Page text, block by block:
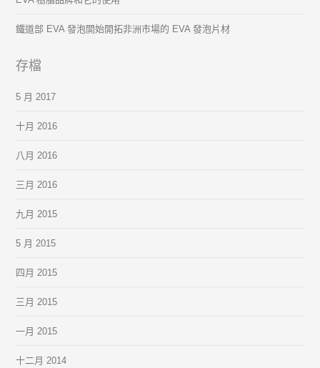
鐵道部 EVA 發泡開始開拓非洲市場的 EVA 發泡片材
存檔
5 月 2017
十月 2016
八月 2016
三月 2016
九月 2015
5 月 2015
四月 2015
三月 2015
一月 2015
十二月 2014